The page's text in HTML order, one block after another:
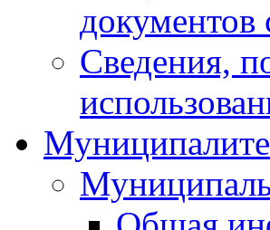
документов
Сведения,